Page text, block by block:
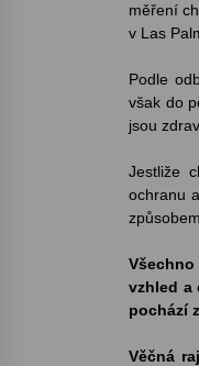
měření
v Las
Podle
však do
jsou
Jestliže
ochranu
vzhled a
pochází
Věčná